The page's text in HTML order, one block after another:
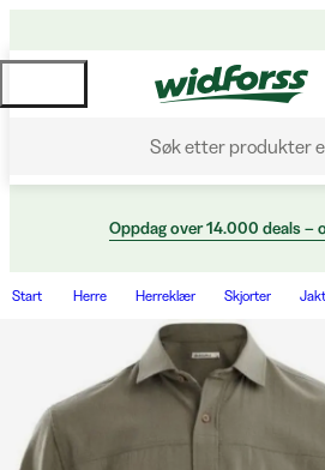
Søk etter produkter
Oppdag over 14.000 deals –
Start Herre Herreklær Skjorter